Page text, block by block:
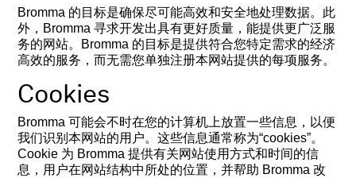
Bromma 的目标是确保尽可能高效和安全地处理数据。此
外，Bromma 寻求开发出具有更好质量，能提供更广泛服
务的网站。Bromma 的目标是提供符合您特定需求的经济
高效的服务，而无需您单独注册本网站提供的每项服务。
Cookies
Bromma 可能会不时在您的计算机上放置一些信息，以便
我们识别本网站的用户。这些信息通常称为“cookies”。
Cookie 为 Bromma 提供有关网站使用方式和时间的信
息，用户在网站结构中所处的位置，并帮助 Bromma 改